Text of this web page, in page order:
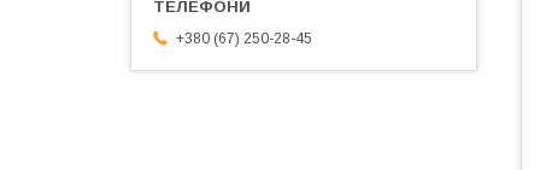
+380 (67) 250-28-45